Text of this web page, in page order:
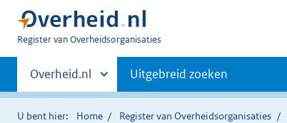
U
Register van Overheidsorganisaties
Primaire
navigatie
Andere
sites
binnen
Overheid.nl Uitgebreid zoeken
U bent hier: Home Register van Overheidsorganisaties